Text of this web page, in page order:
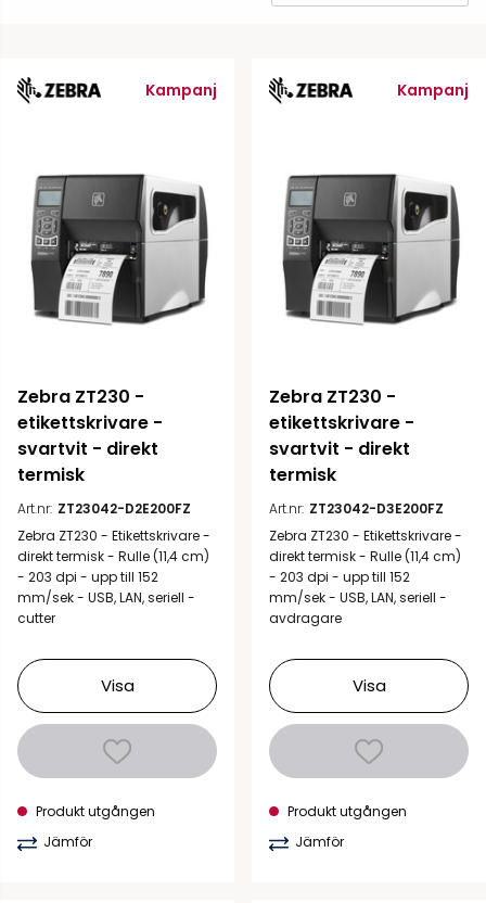
Kampanj
Zebra ZT230 -
etikettskrivare -
svartvit - direkt
termisk
Art.nr: ZT23042-D2E200FZ
Zebra ZT230 - Etikettskrivare -
direkt termisk - Rulle (11,4 cm)
- 203 dpi - upp till 152
mm/sek - USB, LAN, seriell -
cutter
Visa
Produkt utgången
Jämför
Kampanj
Zebra ZT230 -
etikettskrivare -
svartvit - direkt
termisk
Art.nr: ZT23042-D3E200FZ
Zebra ZT230 - Etikettskrivare -
direkt termisk - Rulle (11,4 cm)
- 203 dpi - upp till 152
mm/sek - USB, LAN, seriell -
avdragare
Visa
Produkt utgången
Jämför